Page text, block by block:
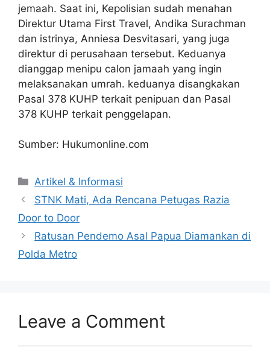
jemaah. Saat ini, Kepolisian sudah menahan
Direktur Utama First Travel, Andika Surachman
dan istrinya, Anniesa Desvitasari, yang juga
direktur di perusahaan tersebut. Keduanya
dianggap menipu calon jamaah yang ingin
melaksanakan umrah. keduanya disangkakan
Pasal 378 KUHP terkait penipuan dan Pasal
378 KUHP terkait penggelapan.
Sumber: Hukumonline.com
Artikel & Informasi
STNK Mati, Ada Rencana Petugas Razia
Door to Door
Ratusan Pendemo Asal Papua Diamankan di
Polda Metro
Leave a Comment